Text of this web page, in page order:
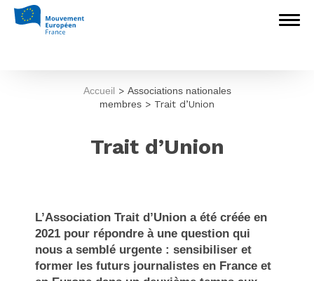
Accueil > Associations nationales
membres > Trait d’Union
Trait d’Union
L’Association Trait d’Union a été créée en
2021 pour répondre à une question qui
nous a semblé urgente : sensibiliser et
former les futurs journalistes en France et